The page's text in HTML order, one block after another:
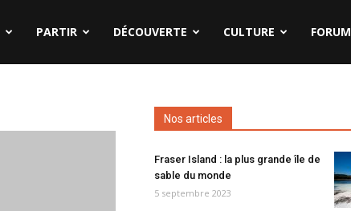
PARTIR DÉCOUVERTE CULTURE FORUM
Nos articles
Fraser Island : la plus grande île de
sable du monde
5 septembre 2023